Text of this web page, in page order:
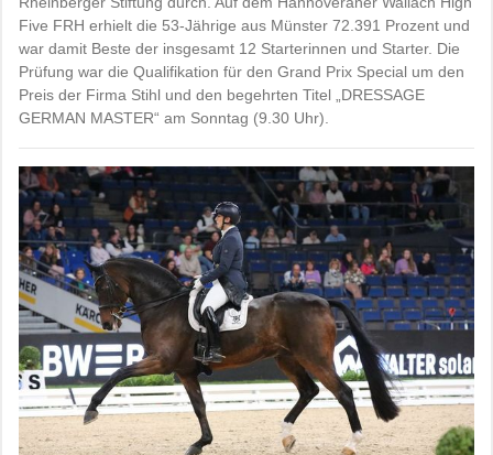
Five FRH erhielt die 53-Jährige aus Münster 72.391 Prozent und
war damit Beste der insgesamt 12 Starterinnen und Starter. Die
Prüfung war die Qualifikation für den Grand Prix Special um den
Preis der Firma Stihl und den begehrten Titel „DRESSAGE
GERMAN MASTER“ am Sonntag (9.30 Uhr).